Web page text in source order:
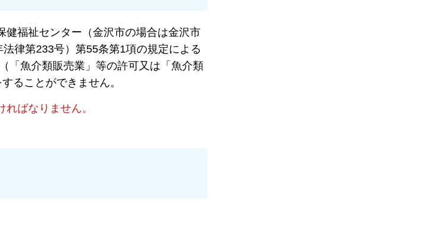
福祉センター（金沢市の場合は金沢市
律第233号）第55条第1項の規定による
「魚介類販売業」等の許可又は「魚介類
ることができません。
ばなりません。